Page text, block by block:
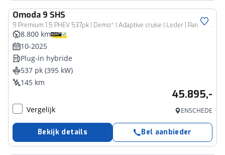
Omoda 9 SHS
9 Premium 1.5 PHEV 537pk | Demo* | Adaptive cruise | Leder | Pano dak | HUD | 360 cam | Keyless | 20 inch
8.800 km
10-2025
Plug-in hybride
537 pk (395 kW)
145 km
45.895,-
Vergelijk ENSCHEDE
Bekijk details Bel aanbieder